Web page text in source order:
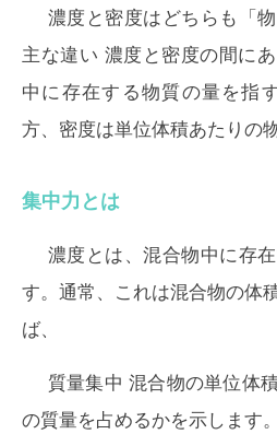
濃度と密度はどちらも「
主な違い 濃度と密度の間に
中に存在する物質の量を指
方、 密度は単位体積あたりの
集中力とは
濃度とは、混合物中に存
す。通常、これは混合物の体
ば、
質量集中 混合物の単位体
の質量を占めるかを示します